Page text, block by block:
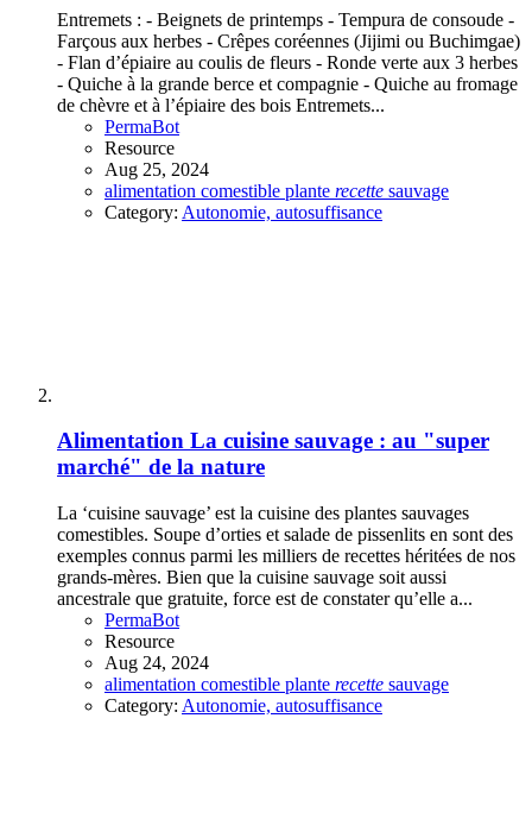
Entremets : - Beignets de printemps - Tempura de consoude -
Farçous aux herbes - Crêpes coréennes (Jijimi ou Buchimgae)
- Flan d’épiaire au coulis de fleurs - Ronde verte aux 3 herbes
- Quiche à la grande berce et compagnie - Quiche au fromage
de chèvre et à l’épiaire des bois Entremets...
PermaBot
Resource
Aug 25, 2024
alimentation comestible plante recette sauvage
Category: Autonomie, autosuffisance
Alimentation La cuisine sauvage : au "super
marché" de la nature
La ‘cuisine sauvage’ est la cuisine des plantes sauvages
comestibles. Soupe d’orties et salade de pissenlits en sont des
exemples connus parmi les milliers de recettes héritées de nos
grands-mères. Bien que la cuisine sauvage soit aussi
ancestrale que gratuite, force est de constater qu’elle a...
PermaBot
Resource
Aug 24, 2024
alimentation comestible plante recette sauvage
Category: Autonomie, autosuffisance